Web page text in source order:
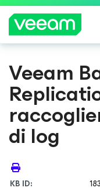
Linee guida di
PER
SAPE
RNE
DI
Veeam
di log
KB ID: